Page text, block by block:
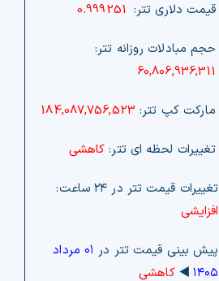
قیمت دلاری تتر: 0.999251
حجم مبادلات روزانه تتر:
60,806,936,311
مارکت کپ تتر: 184,087,756,523
تغییرات لحظه ای تتر: کاهشی
تغییرات قیمت تتر در ۲۴ ساعت:
افزایشی
پیش بینی قیمت تتر در
۰۱ مرداد
۱۴۰۵ ◀️ کاهشی